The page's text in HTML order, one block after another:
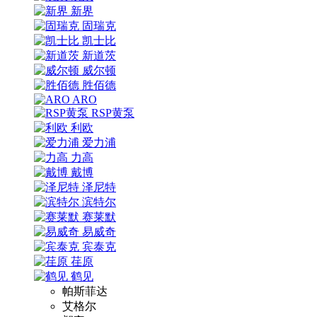
新界
固瑞克
凯士比
新道茨
威尔顿
胜佰德
ARO
RSP黄泵
利欧
爱力浦
力高
戴博
泽尼特
滨特尔
赛莱默
易威奇
宾泰克
荏原
鹤见
帕斯菲达
艾格尔